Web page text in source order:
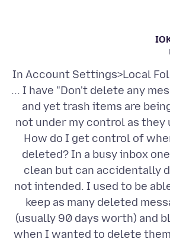
In Account Settings>Local
... I have "Don't delete any
and yet trash items are
not under my control as they
How do I get control of
deleted? In a busy inbox
clean but can accidentally
not intended. I used to be
keep as many deleted
(usually 90 days worth) and
when I wanted to delete